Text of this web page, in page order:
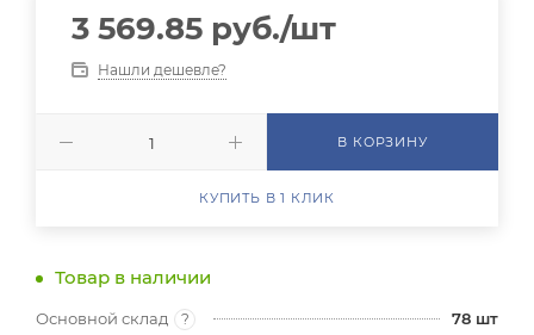
3 569.85 руб./шт
Нашли дешевле?
В КОРЗИНУ
КУПИТЬ В 1 КЛИК
Товар в наличии
Основной склад ? 78 шт